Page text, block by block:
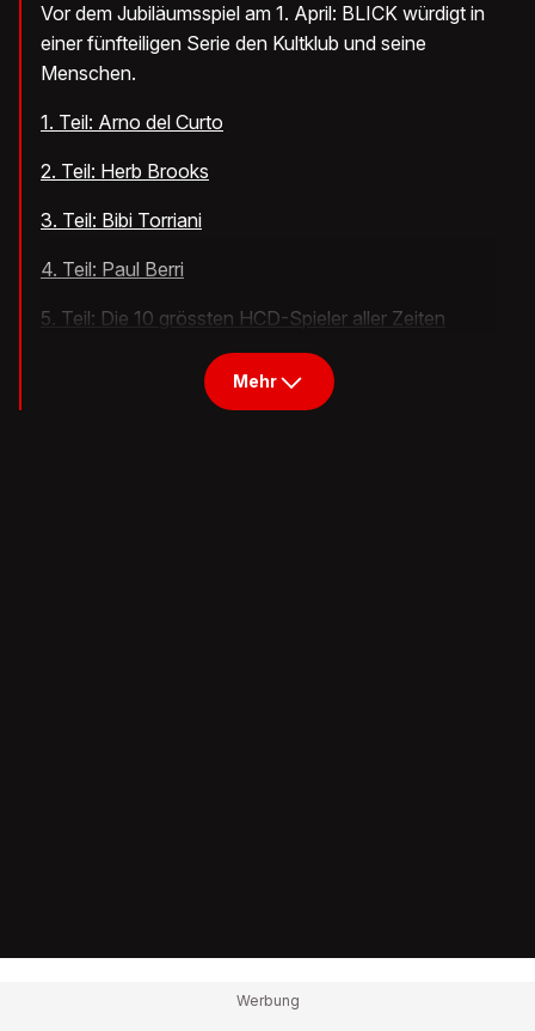
Vor dem Jubiläumsspiel am 1. April: BLICK würdigt in
einer fünfteiligen Serie den Kultklub und seine
Menschen.
1. Teil: Arno del Curto
2. Teil: Herb Brooks
3. Teil: Bibi Torriani
4. Teil: Paul Berri
5. Teil: Die 10 grössten HCD-Spieler aller Zeiten
Mehr